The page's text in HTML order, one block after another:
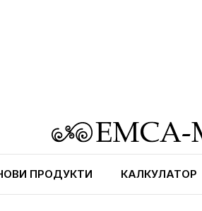
ПРОДУКТИ КАЛКУЛАТОР